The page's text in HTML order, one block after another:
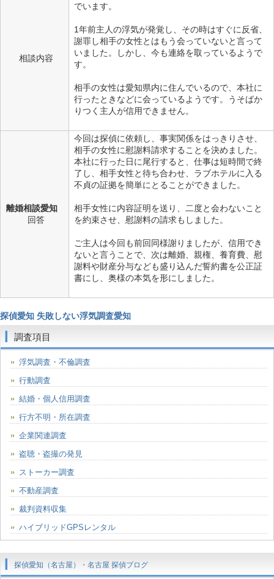
相談内容
でいます。
1年前主人の浮気が発覚し、その時はすぐに反省、
謝罪し相手の女性とはもう会っていないと言って
いました。しかし、今も連絡を取っているようで
す。
相手の女性は愛知県内に住んでいるので、本社に
行ったときなどに会っているようです。うそばか
りつく主人が信用できません。
離婚相談愛知
回答
今回は探偵に依頼し、事実関係をはっきりさせ、
相手の女性に慰謝料請求することを決めました。
本社に行った日に尾行すると、仕事は短時間で終
了し、相手女性と待ち合わせ、ラブホテルに入る
不貞の証拠を簡単にとることができました。
相手女性に内容証明を送り、二度と会わないこと
を約束させ、慰謝料の請求もしました。
ご主人は今回も前回同様謝りましたが、信用でき
ないと言うことで、次は離婚、親権、養育費、慰
謝料や財産分与なども盛り込んだ誓約書を公正証
書にし、奥様の本気を形にしました。
探偵愛知 失敗しない浮気調査愛知
調査項目
浮気調査・不倫調査
行動調査
結婚・個人信用調査
行方不明・所在調査
企業関連調査
盗聴・盗撮の発見
ストーカー調査
不動産調査
裁判資料収集
ハイブリッドGPSレンタル
探偵愛知（名古屋）・名古屋 探偵ブログ